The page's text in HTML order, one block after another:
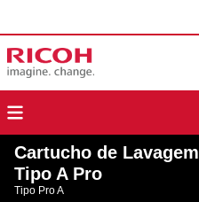
Cartucho de Lavagem
Tipo A Pro
Tipo Pro A